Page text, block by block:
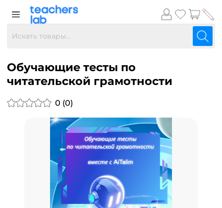
Обучающие тесты по
читательской грамотности
0 (0)